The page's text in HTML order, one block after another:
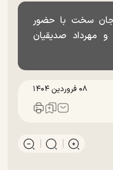
جان سخت با حضور
و مهرداد صدیقیان
۰۸ فروردين ۱۴۰۴